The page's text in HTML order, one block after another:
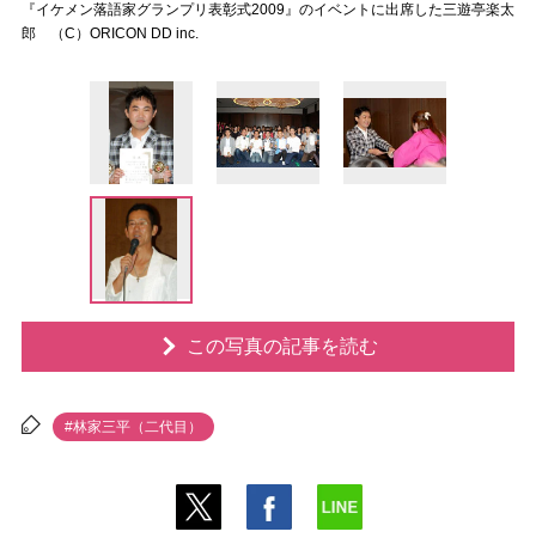
『イケメン落語家グランプリ表彰式2009』のイベントに出席した三遊亭楽太
郎 （C）ORICON DD inc.
この写真の記事を読む
#林家三平（二代目）